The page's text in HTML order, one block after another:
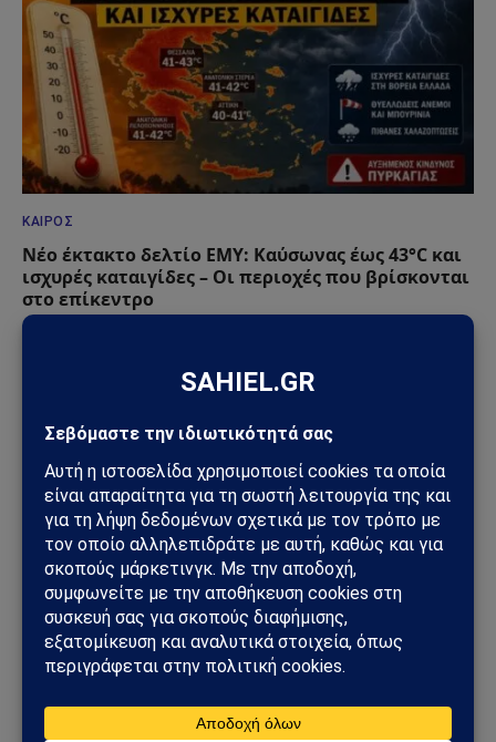
ΚΑΙΡΌΣ
Νέο έκτακτο δελτίο ΕΜΥ: Καύσωνας έως 43°C και
ισχυρές καταιγίδες – Οι περιοχές που βρίσκονται
στο επίκεντρο
22/07/2026
ΚΑΙΡΌΣ
Κακοκαιρία με κόκκινη προειδοποίηση: Ισχυρές
καταιγίδες, χαλαζοπτώσεις και θυελλώδεις
άνεμοι σε όλη τη χώρα